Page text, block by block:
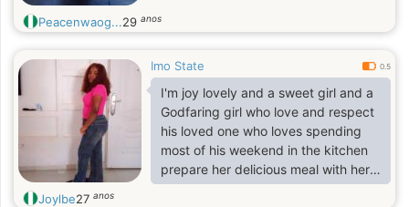
Peacenwaog...29 anos
Imo State 0.5
I'm joy lovely and a sweet girl and a
Godfaring girl who love and respect
his loved one who loves spending
most of his weekend in the kitchen
prepare her delicious meal with her
lover
Joylbe27 anos